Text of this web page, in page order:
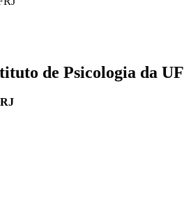
de Psicologia da